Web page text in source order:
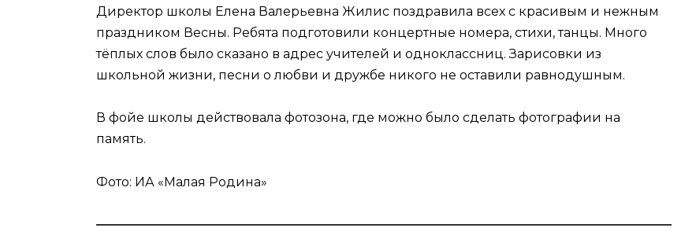
Директор школы Елена Валерьевна Жилис поздравила всех с красивым и нежным
праздником Весны. Ребята подготовили концертные номера, стихи, танцы. Много
тёплых слов было сказано в адрес учителей и одноклассниц. Зарисовки из
школьной жизни, песни о любви и дружбе никого не оставили равнодушным.
В фойе школы действовала фотозона, где можно было сделать фотографии на
память.
Фото: ИА «Малая Родина»